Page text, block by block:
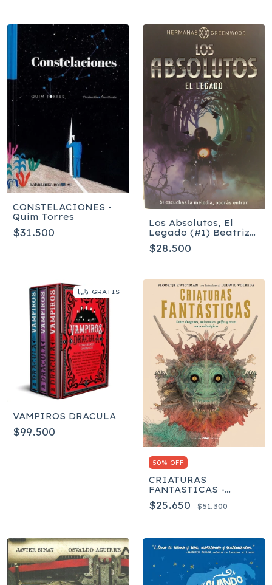
CONSTELACIONES -
Quim Torres
$31.500
Los Absolutos, El
Legado (#1) Beatriz
Blanco, Natalia
Martin
$28.500
GRATIS
VAMPIROS DRACULA
$99.500
50% OFF
CRIATURAS
FANTASTICAS -
FLOORTJE
ZWIGTMAN
$25.650 $51.300